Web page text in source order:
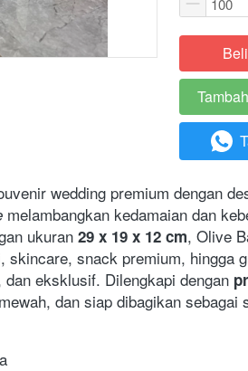
`
`
`
wedding premium dengan
melambangkan kedamaian dan
ukuran 29 x 19 x 12 cm, Olive
snack premium, hingga
eksklusif. Dilengkapi dengan
dan siap dibagikan sebagai